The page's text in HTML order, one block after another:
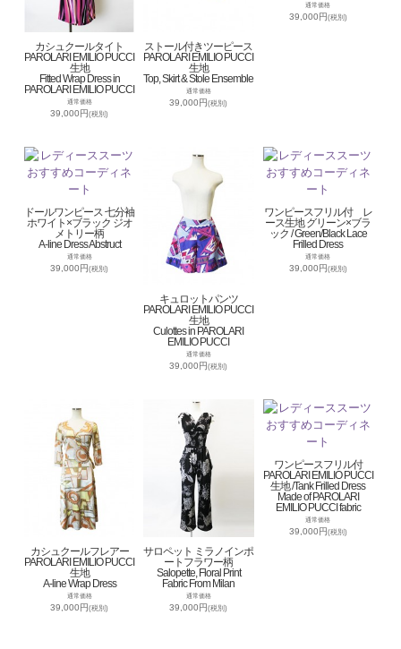
カシュクールタイト
PAROLARI EMILIO PUCCI
生地
Fitted Wrap Dress in
PAROLARI EMILIO PUCCI
通常価格
39,000円(税別)
ストール付きツーピース
PAROLARI EMILIO PUCCI
生地
Top, Skirt & Stole Ensemble
通常価格
39,000円(税別)
通常価格
39,000円(税別)
ドールワンピース 七分袖
ホワイト×ブラック ジオ
メトリー柄
A-line Dress Abstruct
通常価格
39,000円(税別)
キュロットパンツ
PAROLARI EMILIO PUCCI
生地
Culottes in PAROLARI
EMILIO PUCCI
通常価格
39,000円(税別)
ワンピースフリル付 レ
ース生地 グリーン×ブラ
ック / Green/Black Lace
Frilled Dress
通常価格
39,000円(税別)
カシュクールフレアー
PAROLARI EMILIO PUCCI
生地
A-line Wrap Dress
通常価格
39,000円(税別)
サロペット ミラノインポ
ートフラワー柄
Salopette, Floral Print
Fabric From Milan
通常価格
39,000円(税別)
ワンピースフリル付
PAROLARI EMILIO PUCCI
生地 /Tank Frilled Dress
Made of PAROLARI
EMILIO PUCCI fabric
通常価格
39,000円(税別)